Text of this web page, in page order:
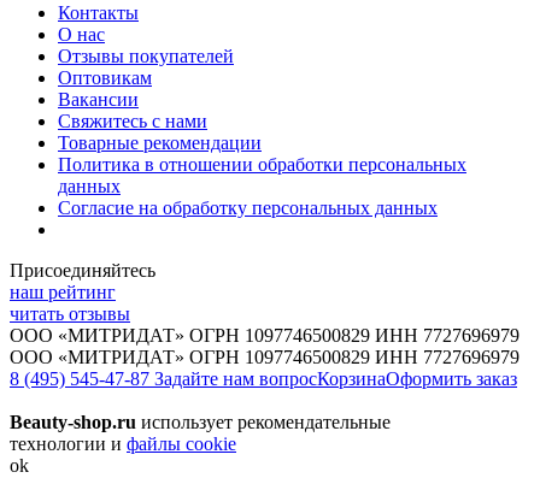
Контакты
О нас
Отзывы покупателей
Оптовикам
Вакансии
Свяжитесь с нами
Товарные рекомендации
Политика в отношении обработки персональных
данных
Согласие на обработку персональных данных
Присоединяйтесь
наш рейтинг
читать отзывы
ООО «МИТРИДАТ» ОГРН 1097746500829 ИНН 7727696979
ООО «МИТРИДАТ» ОГРН 1097746500829 ИНН 7727696979
8 (495) 545-47-87 Задайте нам вопросКорзинаОформить заказ
Beauty-shop.ru использует рекомендательные
технологии и файлы cookie
ok